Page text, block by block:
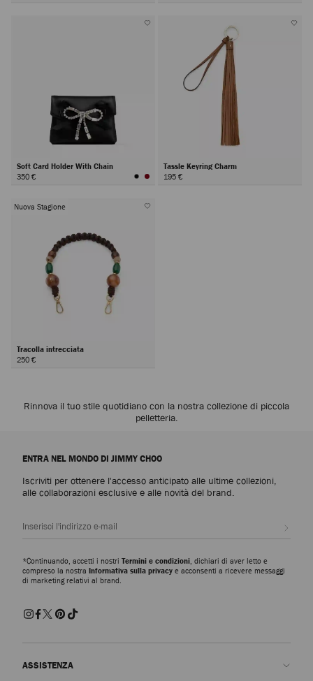
Soft Card Holder With Chain
350 €
Tassle Keyring Charm
195 €
Nuova Stagione
Tracolla intrecciata
250 €
Rinnova il tuo stile quotidiano con la nostra collezione di piccola
pelletteria.
ENTRA NEL MONDO DI JIMMY CHOO
Iscriviti per ottenere l'accesso anticipato alle ultime collezioni,
alle collaborazioni esclusive e alle novità del brand.
*Continuando, accetti i nostri Termini e condizioni, dichiari di aver letto e
compreso la nostra Informativa sulla privacy e acconsenti a ricevere messaggi
di marketing relativi al brand.
ASSISTENZA